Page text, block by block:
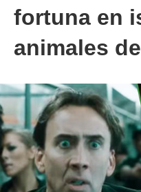
fortuna en
animales